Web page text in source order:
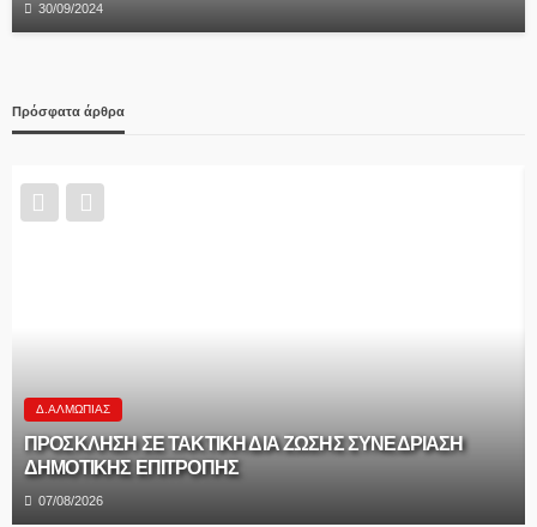
30/09/2024
Πρόσφατα άρθρα
Δ.ΑΛΜΩΠΊΑΣ
ΠΡΟΣΚΛΗΣΗ ΣΕ ΤΑΚΤΙΚΗ ΔΙΑ ΖΩΣΗΣ ΣΥΝΕΔΡΙΑΣΗ
ΔΗΜΟΤΙΚΗΣ ΕΠΙΤΡΟΠΗΣ
07/08/2026